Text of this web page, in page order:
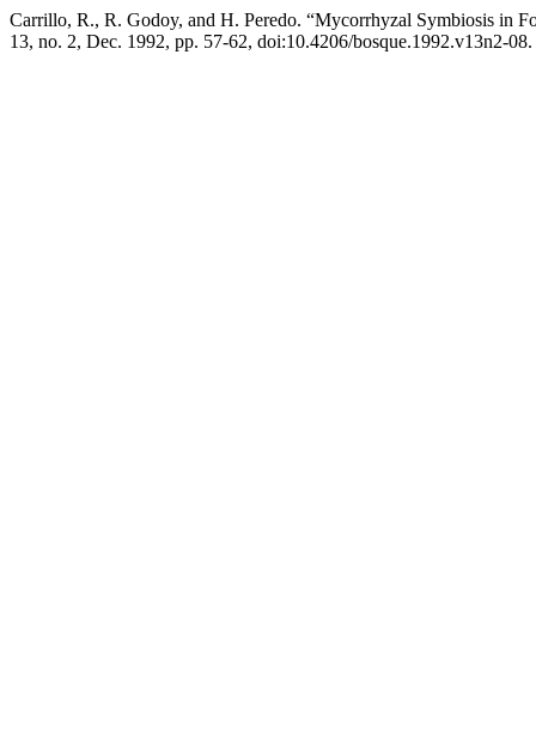
Carrillo, R., R. Godoy, and H. Peredo. “Mycorrhyzal Symbiosis in
13, no. 2, Dec. 1992, pp. 57-62, doi:10.4206/bosque.1992.v13n2-08.